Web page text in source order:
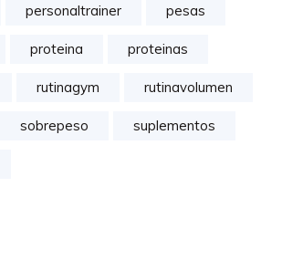
personaltrainer pesas
proteina proteinas
rutinagym rutinavolumen
sobrepeso suplementos